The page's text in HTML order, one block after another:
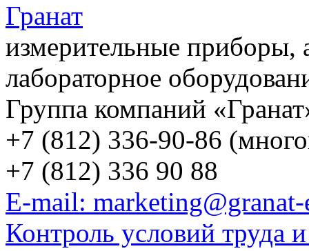
Гранат
измерительные приборы,
лабораторное
Группа компаний
+7 (812) 336-90-86
+7 (812) 336 90 88
E-mail:
Контроль условий труда